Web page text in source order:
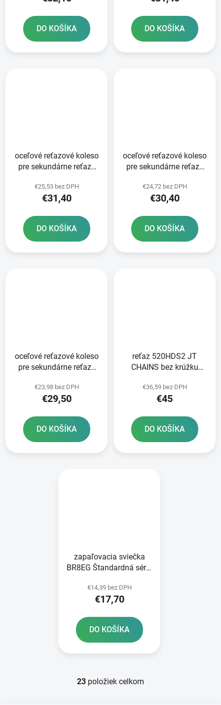
DO KOŠÍKA DO KOŠÍKA
oceľové reťazové koleso
pre sekundárne reťaze
zubov
€25,53 bez DPH
€31,40
DO KOŠÍKA
oceľové reťazové koleso
pre sekundárne reťaze
zubov
€24,72 bez DPH
€30,40
DO KOŠÍKA
oceľové reťazové koleso
pre sekundárne reťaze
zubov
€23,98 bez DPH
€29,50
DO KOŠÍKA
reťaz 520HDS2 JT
CHAINS bez krúžku
vrátane rozpojovacej
spojky
€36,59 bez DPH
€45
DO KOŠÍKA
zapaľovacia sviečka
BR8EG Štandardná séria
€14,39 bez DPH
€17,70
DO KOŠÍKA
O
23 položiek celkom